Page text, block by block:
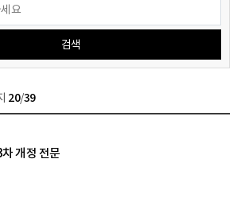
검색
20/39
개정 전문